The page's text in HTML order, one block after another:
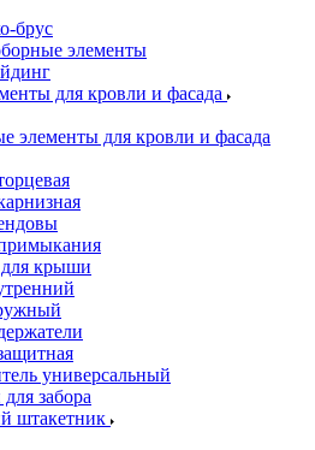
брус
элементы
для кровли и фасада
элементы для кровли и фасада
крыши
универсальный
забора
штакетник